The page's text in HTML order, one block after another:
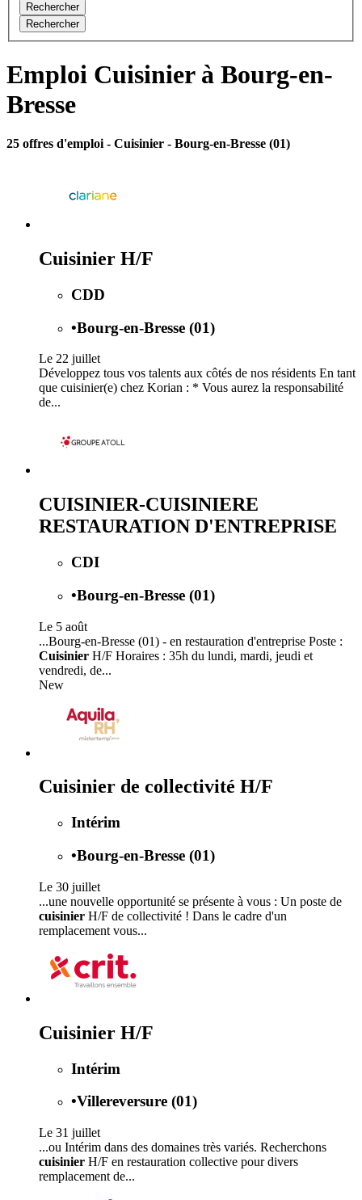
Rechercher
Rechercher
Emploi Cuisinier à Bourg-en-
Bresse
25 offres d'emploi - Cuisinier - Bourg-en-Bresse (01)
Cuisinier H/F
CDD
•Bourg-en-Bresse (01)
Le 22 juillet
Développez tous vos talents aux côtés de nos résidents En tant
que cuisinier(e) chez Korian : * Vous aurez la responsabilité
de...
CUISINIER-CUISINIERE
RESTAURATION D'ENTREPRISE
CDI
•Bourg-en-Bresse (01)
Le 5 août
...Bourg-en-Bresse (01) - en restauration d'entreprise Poste :
Cuisinier H/F Horaires : 35h du lundi, mardi, jeudi et
vendredi, de...
New
Cuisinier de collectivité H/F
Intérim
•Bourg-en-Bresse (01)
Le 30 juillet
...une nouvelle opportunité se présente à vous : Un poste de
cuisinier H/F de collectivité ! Dans le cadre d'un
remplacement vous...
Cuisinier H/F
Intérim
•Villereversure (01)
Le 31 juillet
...ou Intérim dans des domaines très variés. Recherchons
cuisinier H/F en restauration collective pour divers
remplacement de...